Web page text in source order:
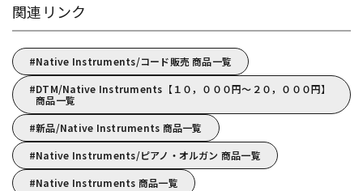
関連リンク
Native Instruments/コード販売 商品一覧
DTM/Native Instruments【１０，０００円～２０，０００円】
商品一覧
新品/Native Instruments 商品一覧
Native Instruments/ピアノ・オルガン 商品一覧
Native Instruments 商品一覧